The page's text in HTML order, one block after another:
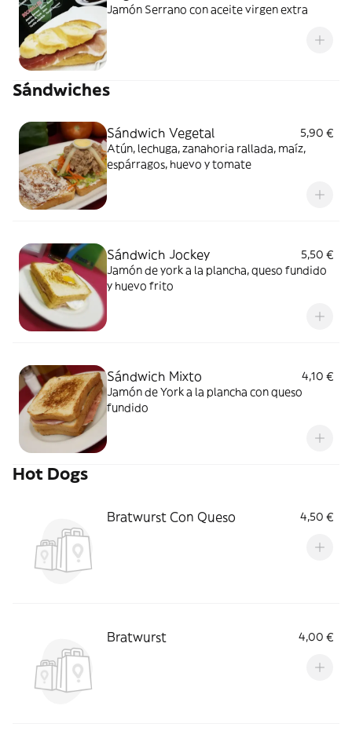
Jamón Serrano con aceite virgen extra
Sándwiches
Sándwich Vegetal
5,90 €
Atún, lechuga, zanahoria rallada, maíz,
espárragos, huevo y tomate
Sándwich Jockey
5,50 €
Jamón de york a la plancha, queso fundido
y huevo frito
Sándwich Mixto
4,10 €
Jamón de York a la plancha con queso
fundido
Hot Dogs
Bratwurst Con Queso 4,50 €
Bratwurst 4,00 €